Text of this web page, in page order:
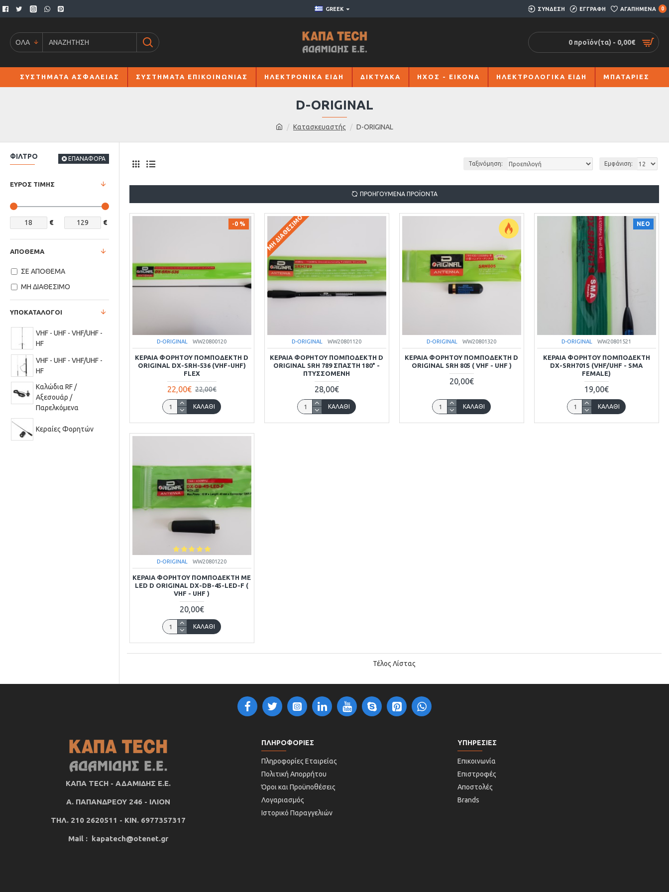
GREEK ΣΥΝΔΕΣΗ ΕΓΓΡΑΦΗ ΑΓΑΠΗΜΕΝΑ 0
ΟΛΑ 0 προϊόν(τα) - 0,00€
ΣΥΣΤΗΜΑΤΑ ΑΣΦΑΛΕΙΑΣ ΣΥΣΤΗΜΑΤΑ ΕΠΙΚΟΙΝΩΝΙΑΣ ΗΛΕΚΤΡΟΝΙΚΑ ΕΙΔΗ ΔΙΚΤΥΑΚΑ ΗΧΟΣ - ΕΙΚΟΝΑ ΗΛΕΚΤΡΟΛΟΓΙΚΑ ΕΙΔΗ ΜΠΑΤΑΡΙΕΣ
Κατασκευαστής D-ORIGINAL
D-ORIGINAL
ΦΙΛΤΡΟ ΕΠΑΝΑΦΟΡΑ
ΕΥΡΟΣ ΤΙΜΗΣ
€ €
ΥΠΟΚΑΤΑΛΟΓΟΙ
VHF - UHF - VHF/UHF -
HF
VHF - UHF - VHF/UHF -
HF
Καλώδια RF /
Αξεσουάρ /
Παρελκόμενα
Κεραίες Φορητών
ΑΠΟΘΕΜΑ
ΣΕ ΑΠΟΘΕΜΑ
ΜΗ ΔΙΑΘΕΣΙΜΟ
Ταξινόμηση: Εμφάνιση:
ΠΡΟΗΓΟΎΜΕΝΑ ΠΡΟΪΌΝΤΑ
-0 %
D-ORIGINAL WW20800120
ΚΕΡΑΙΑ ΦΟΡΗΤΟΥ ΠΟΜΠΟΔΕΚΤΗ D
ORIGINAL DX-SRH-536 (VHF-UHF)
FLEX
22,00€ 22,00€
ΚΑΛΆΘΙ
ΜΗ ΔΙΑΘΈΣΙΜΟ
D-ORIGINAL WW20801120
ΚΕΡΑΙΑ ΦΟΡΗΤΟΥ ΠΟΜΠΟΔΕΚΤΗ D
ORIGINAL SRH 789 ΣΠΑΣΤΗ 180° -
ΠΤΥΣΣΟΜΕΝΗ
28,00€
ΚΑΛΆΘΙ
D-ORIGINAL WW20801320
ΚΕΡΑΙΑ ΦΟΡΗΤΟΥ ΠΟΜΠΟΔΕΚΤΗ D
ORIGINAL SRH 805 ( VHF - UHF )
20,00€
ΚΑΛΆΘΙ
ΝΕΟ
D-ORIGINAL WW20801521
ΚΕΡΑΙΑ ΦΟΡΗΤΟΥ ΠΟΜΠΟΔΕΚΤΗ
DX-SRH701S (VHF/UHF - SMA
FEMALE)
19,00€
ΚΑΛΆΘΙ
D-ORIGINAL WW20801220
ΚΕΡΑΙΑ ΦΟΡΗΤΟΥ ΠΟΜΠΟΔΕΚΤΗ ME
LED D ORIGINAL DX-DB-45-LED-F (
VHF - UHF )
20,00€
ΚΑΛΆΘΙ
Τέλος Λίστας
ΚΑΠΑ TECH - ΑΔΑΜΙΔΗΣ Ε.Ε.
Α. ΠΑΠΑΝΔΡΕΟΥ 246 - ΙΛΙΟΝ
ΤΗΛ. 210 2620511 - ΚΙΝ. 6977357317
Mail : kapatech@otenet.gr
ΠΛΗΡΟΦΟΡΙΕΣ
Πληροφορίες Εταιρείας
Πολιτική Απορρήτου
Όροι και Προϋποθέσεις
Λογαριασμός
Ιστορικό Παραγγελιών
ΥΠΗΡΕΣΙΕΣ
Επικοινωνία
Επιστροφές
Αποστολές
Brands